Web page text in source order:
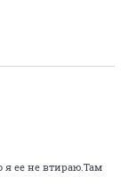
я ее не втираю.Там